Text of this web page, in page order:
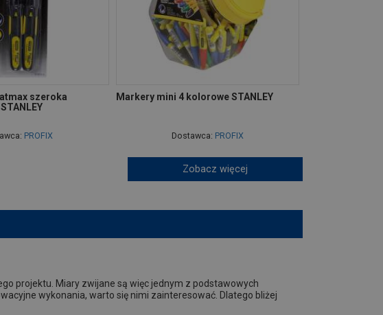
szeroka
PROFIX
Markery mini 4 kolorowe STANLEY
Dostawca: PROFIX
Zobacz więcej
projektu. Miary zwijane są więc jednym z podstawowych
wykonania, warto się nimi zainteresować. Dlatego bliżej